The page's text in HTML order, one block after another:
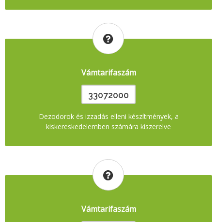
Vámtarifaszám
33072000
Dezodorok és izzadás elleni készítmények, a
kiskereskedelemben számára kiszerelve
Vámtarifaszám